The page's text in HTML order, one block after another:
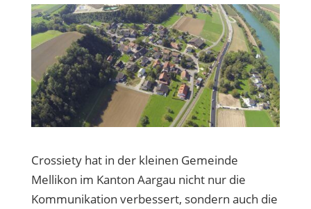
Crossiety hat in der kleinen Gemeinde
Mellikon im Kanton Aargau nicht nur die
Kommunikation verbessert, sondern auch die